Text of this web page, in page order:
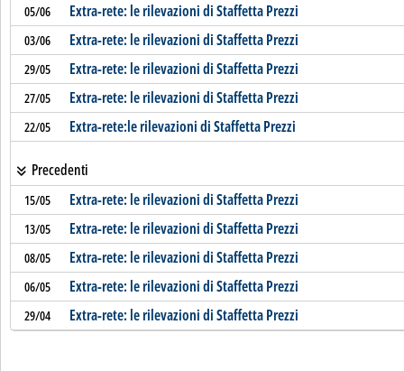
05/06 Extra-rete: le rilevazioni di Staffetta Prezzi
03/06 Extra-rete: le rilevazioni di Staffetta Prezzi
29/05 Extra-rete: le rilevazioni di Staffetta Prezzi
27/05 Extra-rete: le rilevazioni di Staffetta Prezzi
22/05 Extra-rete:le rilevazioni di Staffetta Prezzi
Precedenti
15/05 Extra-rete: le rilevazioni di Staffetta Prezzi
13/05 Extra-rete: le rilevazioni di Staffetta Prezzi
08/05 Extra-rete: le rilevazioni di Staffetta Prezzi
06/05 Extra-rete: le rilevazioni di Staffetta Prezzi
29/04 Extra-rete: le rilevazioni di Staffetta Prezzi